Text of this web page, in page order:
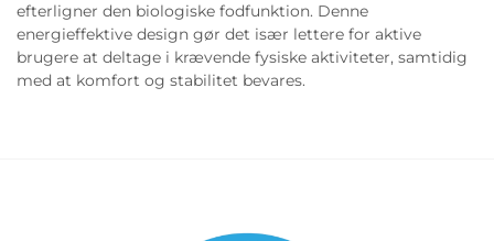
efterligner den biologiske fodfunktion. Denne
energieffektive design gør det især lettere for aktive
brugere at deltage i krævende fysiske aktiviteter, samtidig
med at komfort og stabilitet bevares.